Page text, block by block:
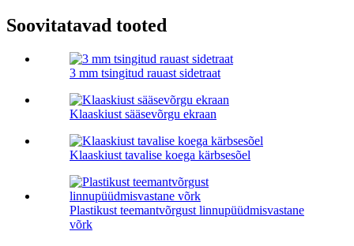
Soovitatavad tooted
3 mm tsingitud rauast sidetraat
Klaaskiust sääsevõrgu ekraan
Klaaskiust tavalise koega kärbsesõel
Plastikust teemantvõrgust linnupüüdmisvastane
võrk